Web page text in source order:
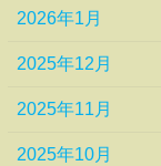
2026年1月
2025年12月
2025年11月
2025年10月